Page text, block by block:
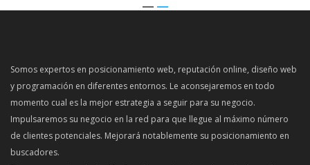
Somos expertos en posicionamiento web, reputación online, diseño web
y programación en diferentes entornos. Le aconsejaremos en todo
momento cual es la mejor estrategia a seguir para su negocio.
Impulsaremos su negocio en la red para que llegue al máximo número
de clientes potenciales. Mejorará notablemente su posicionamiento en
buscadores.